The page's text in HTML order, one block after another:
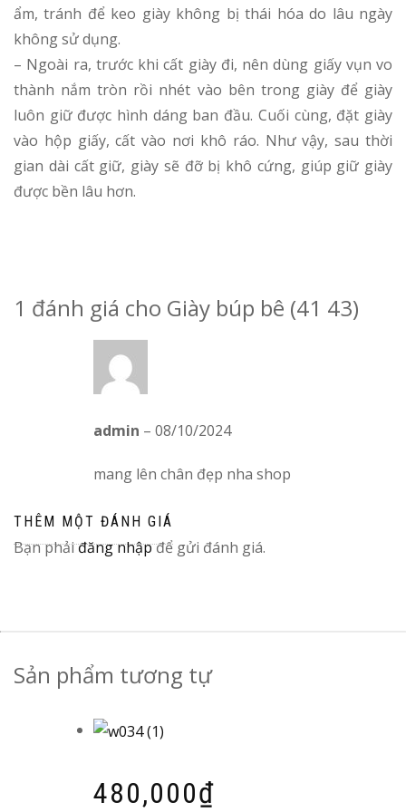
ẩm, tránh để keo giày không bị thái hóa do lâu ngày
không sử dụng.
– Ngoài ra, trước khi cất giày đi, nên dùng giấy vụn vo
thành nắm tròn rồi nhét vào bên trong giày để giày
luôn giữ được hình dáng ban đầu. Cuối cùng, đặt giày
vào hộp giấy, cất vào nơi khô ráo. Như vậy, sau thời
gian dài cất giữ, giày sẽ đỡ bị khô cứng, giúp giữ giày
được bền lâu hơn.
1 đánh giá cho Giày búp bê (41 43)
Được xếp
hạng55 sao
admin – 08/10/2024
mang lên chân đẹp nha shop
THÊM MỘT ĐÁNH GIÁ
Bạn phảiđăng nhậpđể gửi đánh giá.
Sản phẩm tương tự
hạng 5.00 5
sao
480,000₫